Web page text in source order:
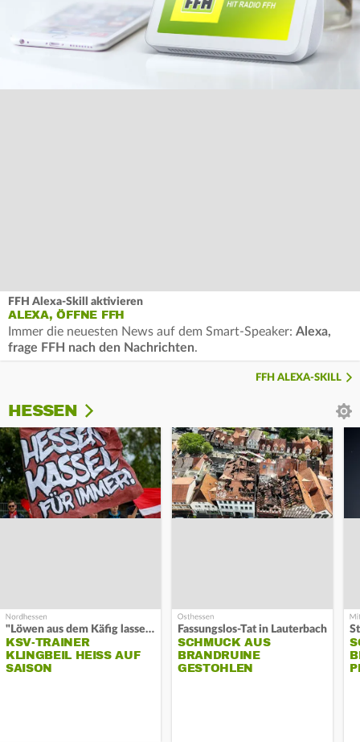
FFH Alexa-Skill aktivieren
ALEXA, ÖFFNE FFH
Immer die neuesten News auf dem Smart-Speaker: Alexa,
frage FFH nach den Nachrichten.
FFH ALEXA-SKILL
HESSEN
"Löwen aus dem Käfig lassen"
KSV-TRAINER
KLINGBEIL HEISS AUF S
AISON
Fassungslos-Tat in Lauterbach
SCHMUCK AUS
BRANDRUINE
GESTOHLEN